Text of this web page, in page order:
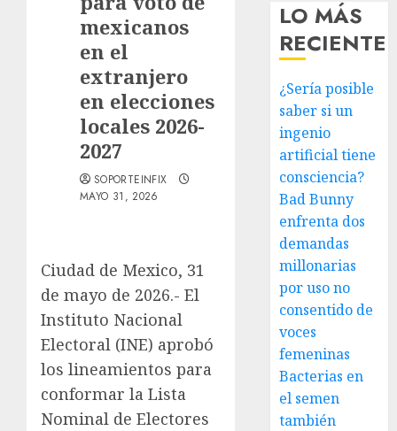
mexicanos
en el
extranjero
en elecciones
locales 2026-
2027
SOPORTEINFIX
MAYO 31, 2026
Ciudad de Mexico, 31
de mayo de 2026.- El
Instituto Nacional
Electoral (INE) aprobó
los lineamientos para
conformar la Lista
Nominal de Electores
LO MÁS
RECIENTE
¿Sería posible
saber si un
ingenio
artificial tiene
consciencia?
Bad Bunny
enfrenta dos
demandas
millonarias
por uso no
consentido de
voces
femeninas
Bacterias en
el semen
también